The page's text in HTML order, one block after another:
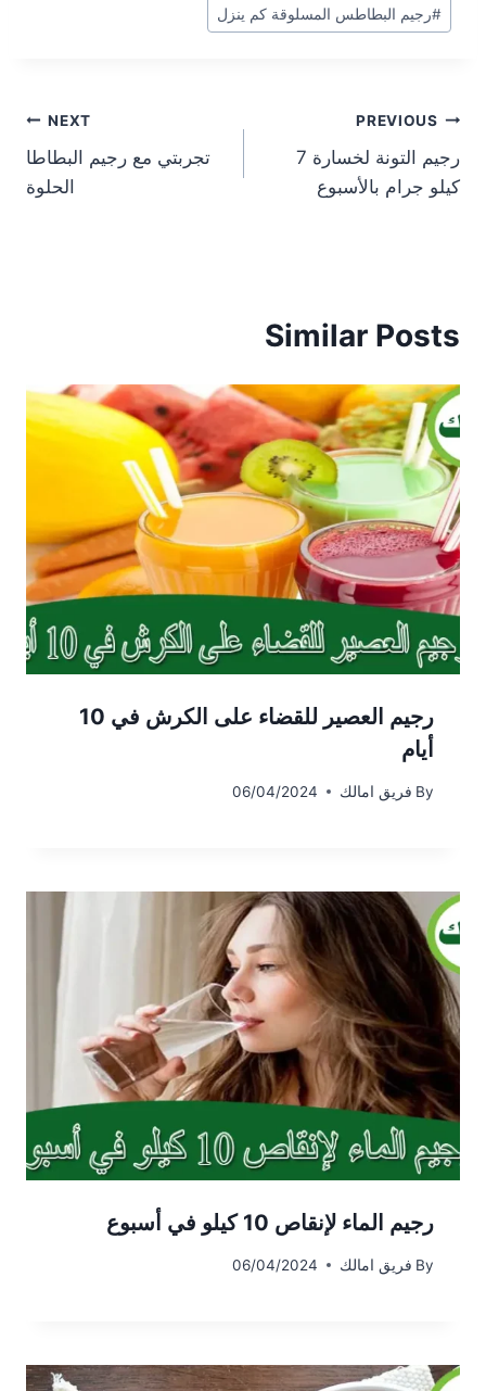
#رجيم البطاطس المسلوقة كم ينزل
تصفّح
المقالات
PREVIOUS
رجيم التونة لخسارة 7
كيلو جرام بالأسبوع
NEXT
تجربتي مع رجيم البطاطا
الحلوة
Similar Posts
رجيم العصير للقضاء على الكرش في 10
أيام
By فريق امالك 06/04/2024
رجيم الماء لإنقاص 10 كيلو في أسبوع
By فريق امالك 06/04/2024